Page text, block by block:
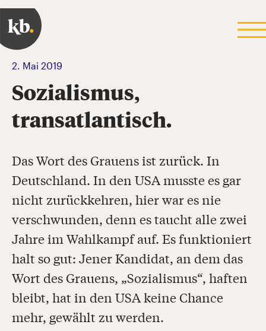
2. Mai 2019
Sozialismus,
transatlantisch.
Das Wort des Grauens ist zurück. In
Deutschland. In den USA musste es gar
nicht zurückkehren, hier war es nie
verschwunden, denn es taucht alle zwei
Jahre im Wahlkampf auf. Es funktioniert
halt so gut: Jener Kandidat, an dem das
Wort des Grauens, „Sozialismus“, haften
bleibt, hat in den USA keine Chance
mehr, gewählt zu werden.